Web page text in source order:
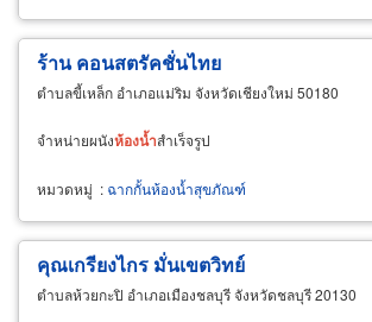
ร้าน คอนสตรัคชั่นไทย
ตำบลขี้เหล็ก อำเภอแม่ริม จังหวัดเชียงใหม่ 50180
จำหน่ายผนังห้องน้ำสำเร็จรูป
หมวดหมู่ : ฉากกั้นห้องน้ำสุขภัณฑ์
คุณเกรียงไกร มั่นเขตวิทย์
ตำบลห้วยกะปิ อำเภอเมืองชลบุรี จังหวัดชลบุรี 20130